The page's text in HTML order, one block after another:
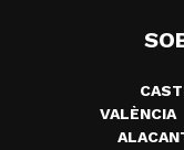
VALÈNCIA